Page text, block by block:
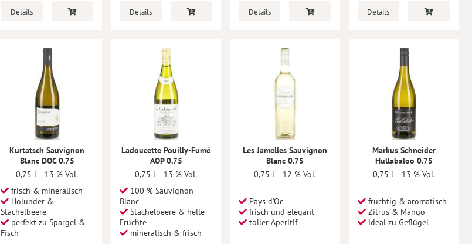
Details Details Details Details
Kurtatsch Sauvignon
Blanc DOC 0.75
0,75 l
13 % Vol.
frisch & mineralisch
Holunder &
Stachelbeere
perfekt zu Spargel &
Fisch
Ladoucette Pouilly-Fumé
AOP 0.75
0,75 l
13 % Vol.
100 % Sauvignon
Blanc
Stachelbeere & helle
Früchte
mineralisch & frisch
Les Jamelles Sauvignon
Blanc 0.75
0,75 l
12 % Vol.
Pays d'Oc
frisch und elegant
toller Aperitif
Markus Schneider
Hullabaloo 0.75
0,75 l
13 % Vol.
fruchtig & aromatisch
Zitrus & Mango
ideal zu Geflügel